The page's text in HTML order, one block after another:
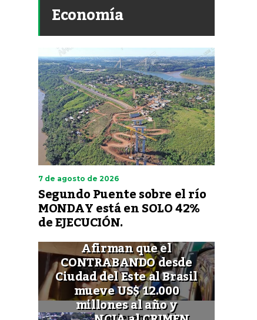
Economía
7 de agosto de 2026
Segundo Puente sobre el río
MONDAY está en SOLO 42%
de EJECUCIÓN.
Afirman que el
CONTRABANDO desde
Ciudad del Este al Brasil
mueve US$ 12.000
millones al año y